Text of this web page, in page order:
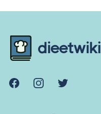
dieetwiki
FacebookInstagramTwitter